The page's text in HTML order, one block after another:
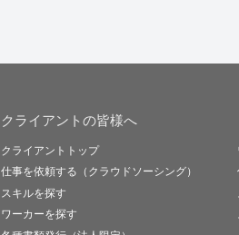
クライアントの皆様へ
クライアントトップ
仕事を依頼する（クラウドソーシング）
スキルを探す
ワーカーを探す